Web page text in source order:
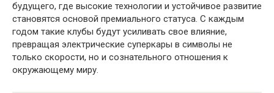
будущего, где высокие технологии и устойчивое развитие
становятся основой премиального статуса. С каждым
годом такие клубы будут усиливать свое влияние,
превращая электрические суперкары в символы не
только скорости, но и сознательного отношения к
окружающему миру.